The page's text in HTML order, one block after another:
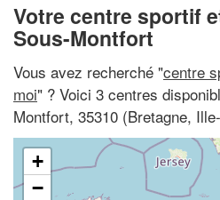
Votre centre sportif
Sous-Montfort
Vous avez recherché "centre
moi" ? Voici 3 centres
Montfort, 35310 (Bretagne,
+
−